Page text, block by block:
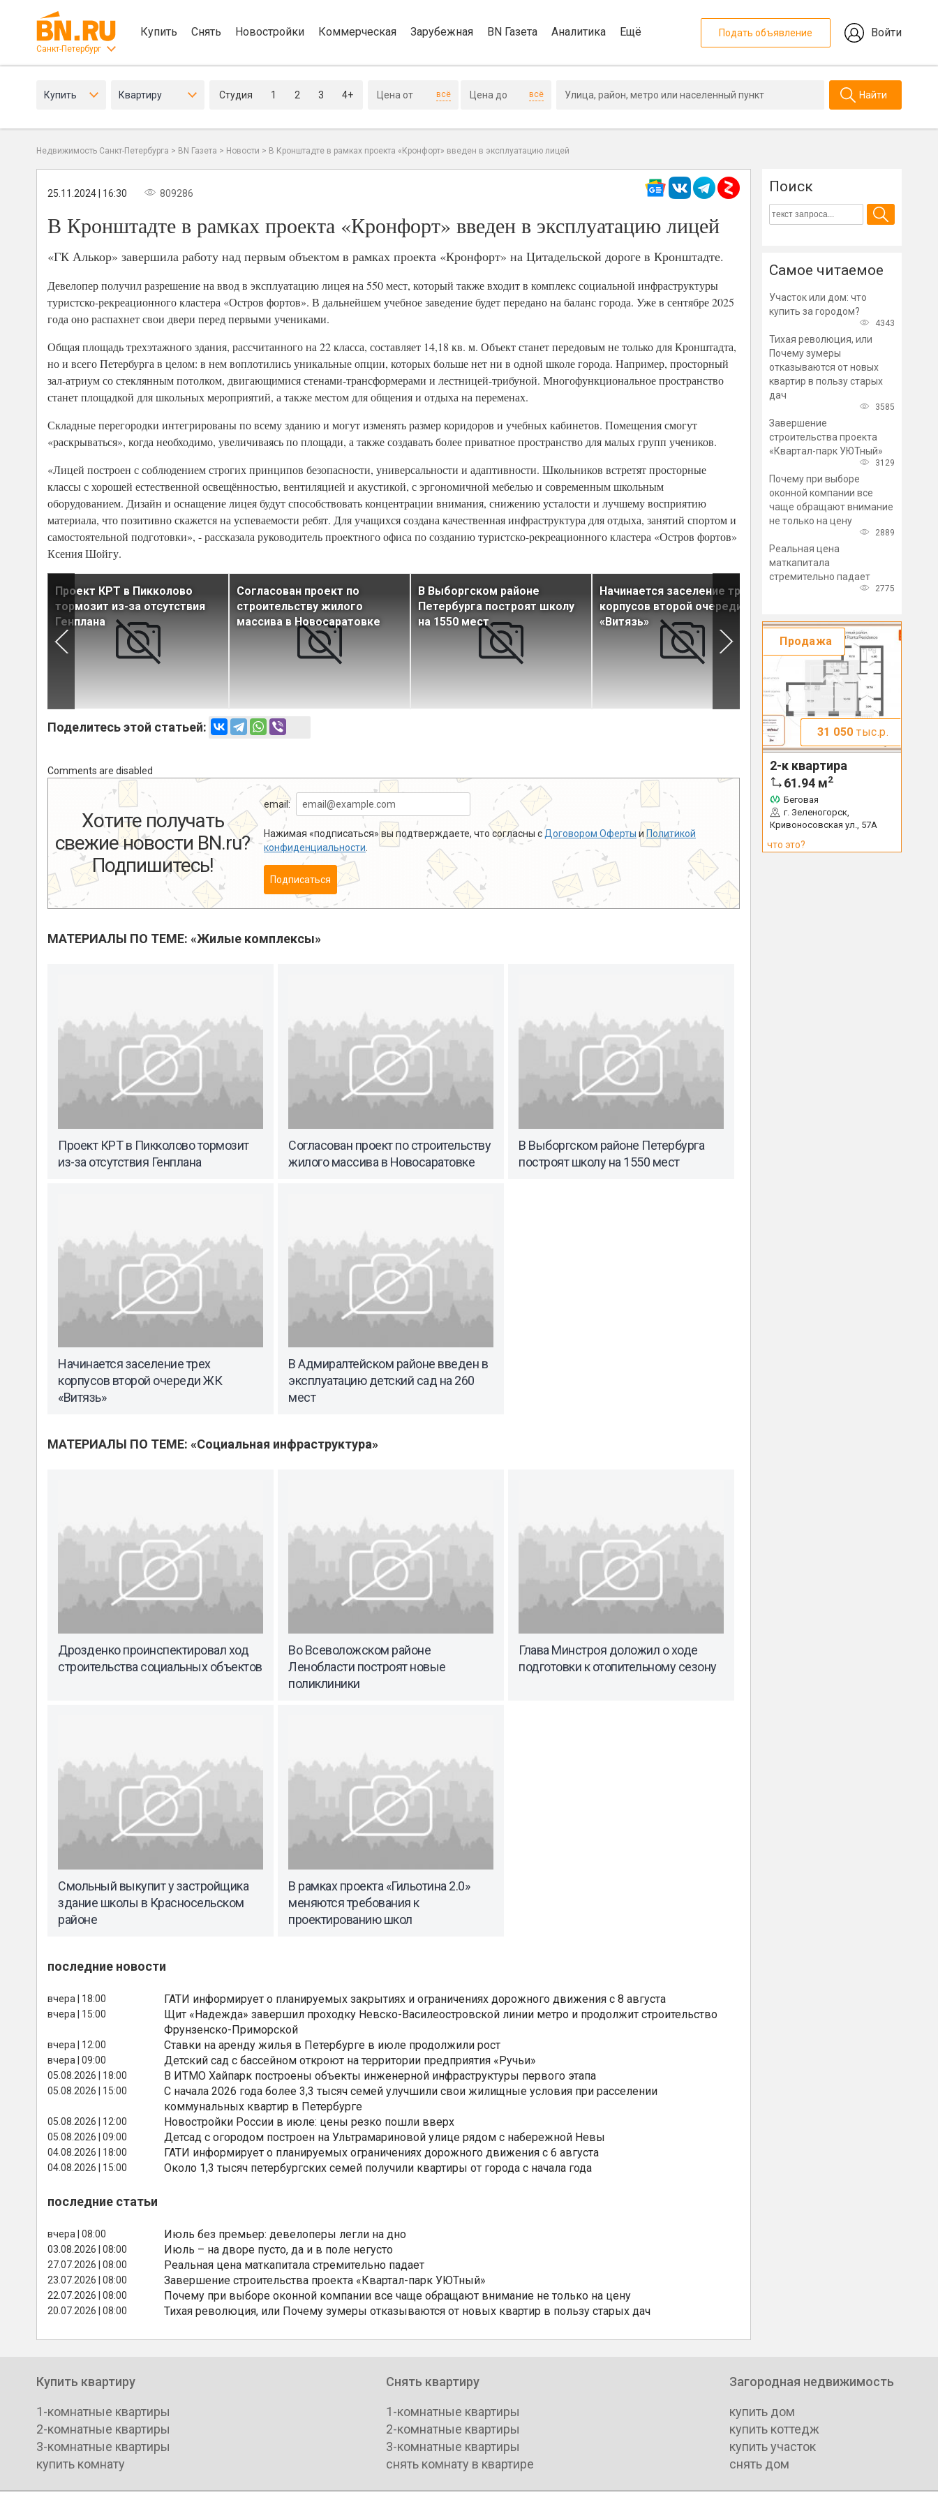
Санкт-Петербург
Купить Снять Новостройки Коммерческая Зарубежная BN Газета Аналитика Ещё Подать объявление Войти
Купить Квартиру Студия 1 2 3 4+ всё всё Найти
Недвижимость Санкт-Петербурга > BN Газета > Новости > В Кронштадте в рамках проекта «Кронфорт» введен в эксплуатацию лицей
25.11.2024 | 16:30 809286
В Кронштадте в рамках проекта «Кронфорт» введен в эксплуатацию лицей
«ГК Алькор» завершила работу над первым объектом в рамках проекта «Кронфорт» на Цитадельской дороге в Кронштадте.
Девелопер получил разрешение на ввод в эксплуатацию лицея на 550 мест, который также входит в комплекс социальной инфраструктуры
туристско-рекреационного кластера «Остров фортов». В дальнейшем учебное заведение будет передано на баланс города. Уже в сентябре 2025
года оно распахнет свои двери перед первыми учениками.
Общая площадь трехэтажного здания, рассчитанного на 22 класса, составляет 14,18 кв. м. Объект станет передовым не только для Кронштадта,
но и всего Петербурга в целом: в нем воплотились уникальные опции, которых больше нет ни в одной школе города. Например, просторный
зал-атриум со стеклянным потолком, двигающимися стенами-трансформерами и лестницей-трибуной. Многофункциональное пространство
станет площадкой для школьных мероприятий, а также местом для общения и отдыха на переменах.
Складные перегородки интегрированы по всему зданию и могут изменять размер коридоров и учебных кабинетов. Помещения смогут
«раскрываться», когда необходимо, увеличиваясь по площади, а также создавать более приватное пространство для малых групп учеников.
«Лицей построен с соблюдением строгих принципов безопасности, универсальности и адаптивности. Школьников встретят просторные
классы с хорошей естественной освещённостью, вентиляцией и акустикой, с эргономичной мебелью и современным школьным
оборудованием. Дизайн и оснащение лицея будут способствовать концентрации внимания, снижению усталости и лучшему восприятию
материала, что позитивно скажется на успеваемости ребят. Для учащихся создана качественная инфраструктура для отдыха, занятий спортом и
самостоятельной подготовки», - рассказала руководитель проектного офиса по созданию туристско-рекреационного кластера «Остров фортов»
Ксения Шойгу.
Проект КРТ в Пикколово
тормозит из-за отсутствия
Генплана
Согласован проект по
строительству жилого
массива в Новосаратовке
В Выборгском районе
Петербурга построят школу
на 1550 мест
Начинается заселение трех
корпусов второй очереди ЖК
«Витязь»
В Адмиралтейском районе
детский сад на 260 мест
Поделитесь этой статьей:
Comments are disabled
Хотите получать
свежие новости BN.ru?
Подпишитесь!
email:
Нажимая «подписаться» вы подтверждаете, что согласны с Договором Оферты и Политикой
конфиденциальности
Подписаться
МАТЕРИАЛЫ ПО ТЕМЕ: «Жилые комплексы»
Проект КРТ в Пикколово тормозит
из-за отсутствия Генплана
Согласован проект по строительству
жилого массива в Новосаратовке
В Выборгском районе Петербурга
построят школу на 1550 мест
Начинается заселение трех
корпусов второй очереди ЖК
«Витязь»
В Адмиралтейском районе введен в
эксплуатацию детский сад на 260
мест
МАТЕРИАЛЫ ПО ТЕМЕ: «Социальная инфраструктура»
Дрозденко проинспектировал ход
строительства социальных объектов
Во Всеволожском районе
Ленобласти построят новые
поликлиники
Глава Минстроя доложил о ходе
подготовки к отопительному сезону
Смольный выкупит у застройщика
здание школы в Красносельском
районе
В рамках проекта «Гильотина 2.0»
меняются требования к
проектированию школ
последние новости
вчера | 18:00 ГАТИ информирует о планируемых закрытиях и ограничениях дорожного движения с 8 августа
вчера | 15:00
Щит «Надежда» завершил проходку Невско-Василеостровской линии метро и продолжит строительство
Фрунзенско-Приморской
вчера | 12:00 Ставки на аренду жилья в Петербурге в июле продолжили рост
вчера | 09:00 Детский сад с бассейном откроют на территории предприятия «Ручьи»
05.08.2026 | 18:00 В ИТМО Хайпарк построены объекты инженерной инфраструктуры первого этапа
05.08.2026 | 15:00
С начала 2026 года более 3,3 тысяч семей улучшили свои жилищные условия при расселении
коммунальных квартир в Петербурге
05.08.2026 | 12:00 Новостройки России в июле: цены резко пошли вверх
05.08.2026 | 09:00 Детсад с огородом построен на Ультрамариновой улице рядом с набережной Невы
04.08.2026 | 18:00 ГАТИ информирует о планируемых ограничениях дорожного движения с 6 августа
04.08.2026 | 15:00 Около 1,3 тысяч петербургских семей получили квартиры от города с начала года
последние статьи
вчера | 08:00 Июль без премьер: девелоперы легли на дно
03.08.2026 | 08:00 Июль – на дворе пусто, да и в поле негусто
27.07.2026 | 08:00 Реальная цена маткапитала стремительно падает
23.07.2026 | 08:00 Завершение строительства проекта «Квартал-парк УЮТный»
22.07.2026 | 08:00 Почему при выборе оконной компании все чаще обращают внимание не только на цену
20.07.2026 | 08:00 Тихая революция, или Почему зумеры отказываются от новых квартир в пользу старых дач
Поиск
Самое читаемое
Участок или дом: что
купить за городом?
4343
Тихая революция, или
Почему зумеры
отказываются от новых
квартир в пользу старых
дач
3585
Завершение
строительства проекта
«Квартал-парк УЮТный»
3129
Почему при выборе
оконной компании все
чаще обращают внимание
не только на цену
2889
Реальная цена
маткапитала
стремительно падает
2775
Продажа
31 050 тыс.р.
2-к квартира
61.94 м2
Беговая
г. Зеленогорск,
Кривоносовская ул., 57А
что это?
Купить квартиру
1-комнатные квартиры
2-комнатные квартиры
3-комнатные квартиры
купить комнату
Снять квартиру
1-комнатные квартиры
2-комнатные квартиры
3-комнатные квартиры
снять комнату в квартире
Загородная недвижимость
купить дом
купить коттедж
купить участок
снять дом